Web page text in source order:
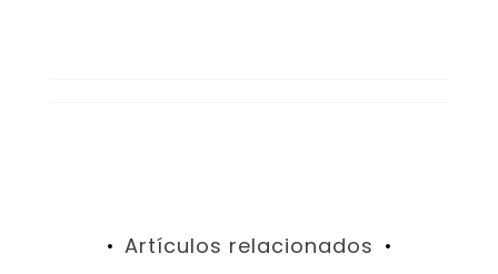
Artículos relacionados